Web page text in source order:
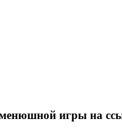
менюшной игры на